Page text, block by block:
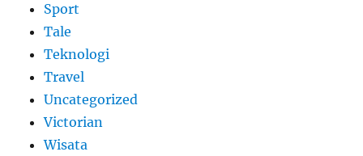
Sport
Tale
Teknologi
Travel
Uncategorized
Victorian
Wisata